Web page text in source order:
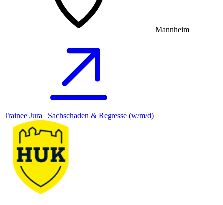
Mannheim
Trainee Jura | Sachschaden & Regresse (w/m/d)